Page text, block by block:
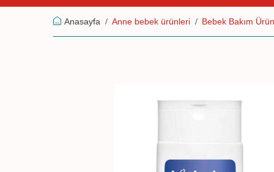
Anasayfa Anne bebek ürünleri Bebek Bakım